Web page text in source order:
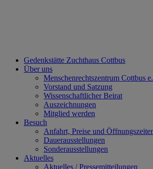
Gedenkstätte Zuchthaus Cottbus
Über uns
Menschenrechtszentrum Cottbus
Vorstand und Satzung
Wissenschaftlicher Beirat
Auszeichnungen
Mitglied werden
Besuch
Anfahrt, Preise und
Dauerausstellungen
Sonderausstellungen
Aktuelles
Aktuelles / Pressemitteilungen